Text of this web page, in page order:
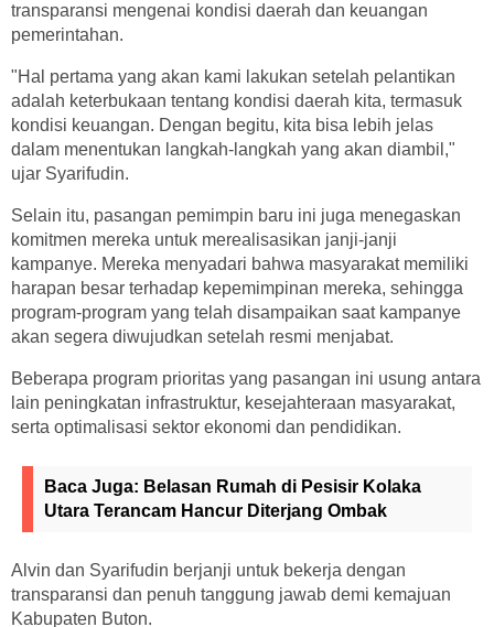
transparansi mengenai kondisi daerah dan keuangan
pemerintahan.
"Hal pertama yang akan kami lakukan setelah pelantikan
adalah keterbukaan tentang kondisi daerah kita, termasuk
kondisi keuangan. Dengan begitu, kita bisa lebih jelas
dalam menentukan langkah-langkah yang akan diambil,"
ujar Syarifudin.
Selain itu, pasangan pemimpin baru ini juga menegaskan
komitmen mereka untuk merealisasikan janji-janji
kampanye. Mereka menyadari bahwa masyarakat memiliki
harapan besar terhadap kepemimpinan mereka, sehingga
program-program yang telah disampaikan saat kampanye
akan segera diwujudkan setelah resmi menjabat.
Beberapa program prioritas yang pasangan ini usung antara
lain peningkatan infrastruktur, kesejahteraan masyarakat,
serta optimalisasi sektor ekonomi dan pendidikan.
Baca Juga: Belasan Rumah di Pesisir Kolaka
Utara Terancam Hancur Diterjang Ombak
Alvin dan Syarifudin berjanji untuk bekerja dengan
transparansi dan penuh tanggung jawab demi kemajuan
Kabupaten Buton.